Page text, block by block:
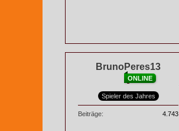
BrunoPeres13
ONLINE
Spieler des Jahres
Beiträge 4.743